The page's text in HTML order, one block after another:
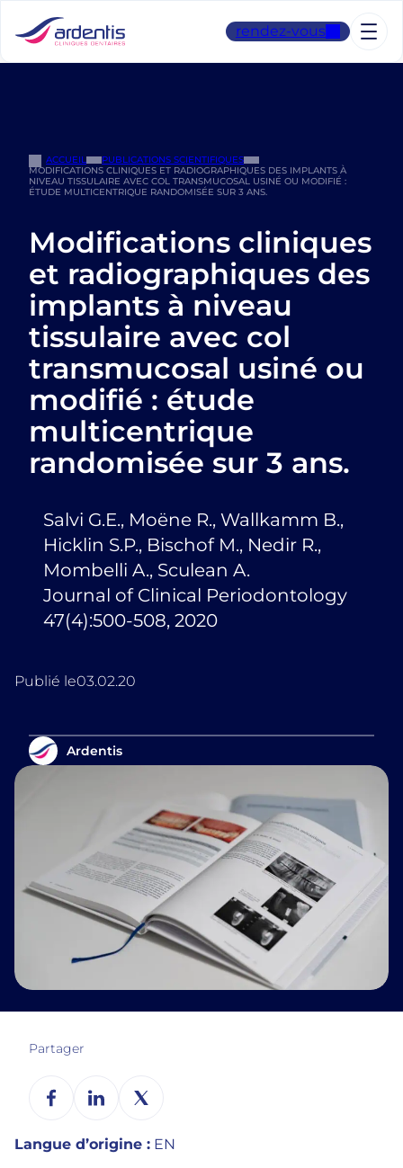
contenu
rendez-vous
ACCUEIL
PUBLICATIONS SCIENTIFIQUES
MODIFICATIONS CLINIQUES ET RADIOGRAPHIQUES DES IMPLANTS À
NIVEAU TISSULAIRE AVEC COL TRANSMUCOSAL USINÉ OU MODIFIÉ :
ÉTUDE MULTICENTRIQUE RANDOMISÉE SUR 3 ANS.
Modifications cliniques
et radiographiques des
implants à niveau
tissulaire avec col
transmucosal usiné ou
modifié : étude
multicentrique
randomisée sur 3 ans.
Salvi G.E., Moëne R., Wallkamm B.,
Hicklin S.P., Bischof M., Nedir R.,
Mombelli A., Sculean A.
Journal of Clinical Periodontology
47(4):500-508, 2020
Publié le03.02.20
Ardentis
Partager
Langue d’origine : EN